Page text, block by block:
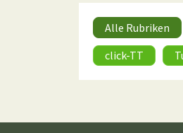
Alle Rubriken
click-TT